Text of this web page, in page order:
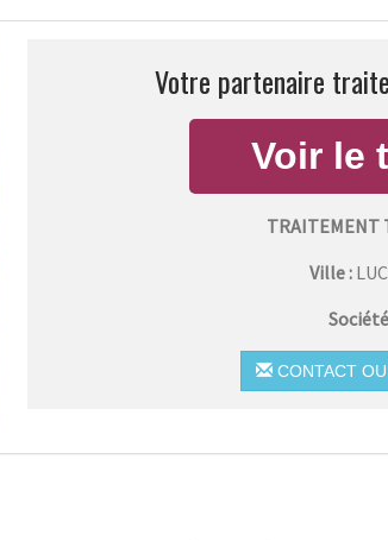
Votre partenaire
TRAITEMENT
Ville :
CONTACT